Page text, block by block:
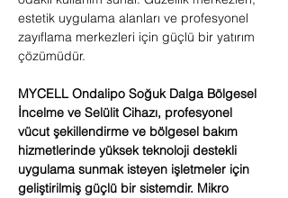
estetik uygulama alanları ve profesyonel
zayıflama merkezleri için güçlü bir yatırım
çözümüdür.
MYCELL Ondalipo Soğuk Dalga Bölgesel
İncelme ve Selülit Cihazı, profesyonel
vücut şekillendirme ve bölgesel bakım
hizmetlerinde yüksek teknoloji destekli
uygulama sunmak isteyen işletmeler için
geliştirilmiş güçlü bir sistemdir. Mikro